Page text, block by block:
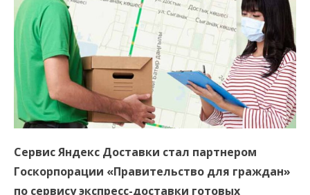
Сервис Яндекс Доставки стал партнером
Госкорпорации «Правительство для граждан»
по сервису экспресс-доставки готовых